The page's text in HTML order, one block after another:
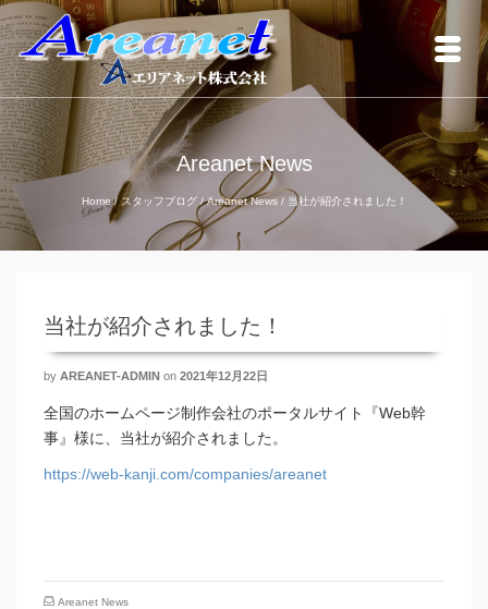
Areanet News
Home / スタッフブログ / Areanet News / 当社が紹介されました！
当社が紹介されました！
by AREANET-ADMIN on 2021年12月22日
全国のホームページ制作会社のポータルサイト『Web幹
事』様に、当社が紹介されました。
https://web-kanji.com/companies/areanet
Areanet News